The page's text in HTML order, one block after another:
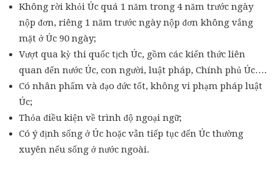
Không rời khỏi Úc quá 1 năm trong 4 năm trước ngày
nộp đơn, riêng 1 năm trước ngày nộp đơn không vắng
mặt ở Úc 90 ngày;
Vượt qua kỳ thi quốc tịch Úc, gồm các kiến thức liên
quan đến nước Úc, con người, luật pháp, Chính phủ Úc….
Có nhân phẩm và đạo đức tốt, không vi phạm pháp luật
Úc;
Thỏa điều kiện về trình độ ngoại ngữ;
Có ý định sống ở Úc hoặc vẫn tiếp tục đến Úc thường
xuyên nếu sống ở nước ngoài.